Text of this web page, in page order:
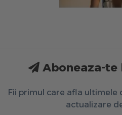
Aboneaza-
Fii primul care afla ultimele
actualizare